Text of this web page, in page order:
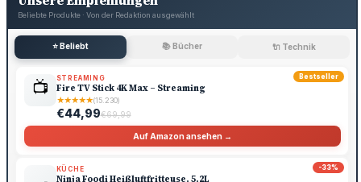
Beliebte Produkte · Von der Redaktion ausgewählt
⭐ Beliebt 📚 Bücher 🔌 Technik
Bestseller
📺 STREAMING
Fire TV Stick 4K Max – Streaming
★★★★★(15.230)
€44,99€69,99
Auf Amazon ansehen →
-33%
KÜCHE
Ninja Foodi Heißluftfritteuse, 5,2L